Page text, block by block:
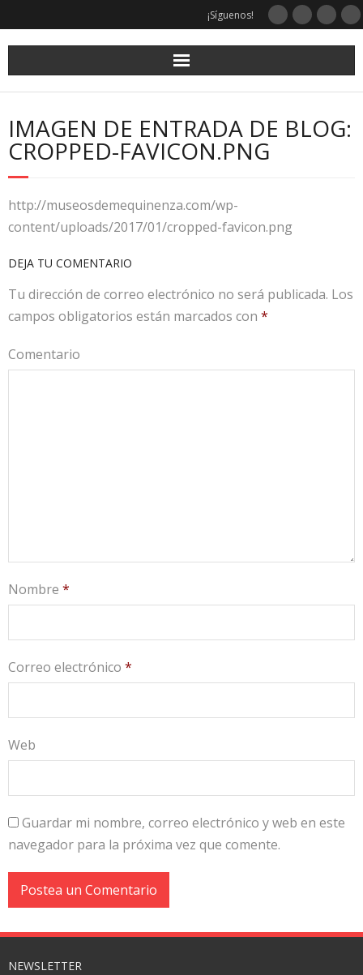
¡Síguenos!
IMAGEN DE ENTRADA DE BLOG:
CROPPED-FAVICON.PNG
http://museosdemequinenza.com/wp-
content/uploads/2017/01/cropped-favicon.png
DEJA TU COMENTARIO
Tu dirección de correo electrónico no será publicada. Los
campos obligatorios están marcados con *
Comentario
Nombre *
Correo electrónico *
Web
Guardar mi nombre, correo electrónico y web en este
navegador para la próxima vez que comente.
NEWSLETTER